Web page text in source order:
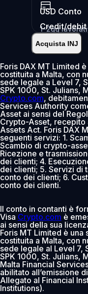
USD Conto
1-2gg
Deposita
Credit/
Istantaneo•
0% comm.
Aggiungi
Acquista INJ
Foris DAX MT Limited
costituita a Malta, con
sede legale a Level 7,
SPK 1000, St. Julians,
Crypto.com,
Services Authority
Asset ai sensi del
Crypto-Asset, recepito
Assets Act. Foris DAX
seguenti servizi: 1.
Scambio di crypto-
Ricezione e
dei clienti; 4.
dei clienti; 5. Servizi di
conto dei clienti; 6.
conto dei clienti.
Il conto in contanti è
Visa Crypto.com è
ai sensi della sua
Foris MT Limited è
costituita a Malta, con
sede legale al Level 7,
SPK 1000, St. Julians,
Malta Financial
abilitato all’emissione
Allegato al Financial
Institutions).